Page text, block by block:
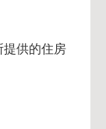
提供的住房